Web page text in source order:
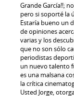
Grande García!!;
pero si soporté la
Estaría bueno un
de opiniones
varias y los
que no son sólo
periodistas
un nuevo talento
es una malsana
la crítica
Usted Jorge,